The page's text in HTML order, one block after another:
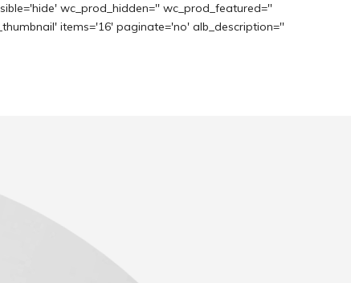
wc_prod_hidden='' wc_prod_featured=''
items='16' paginate='no' alb_description=''